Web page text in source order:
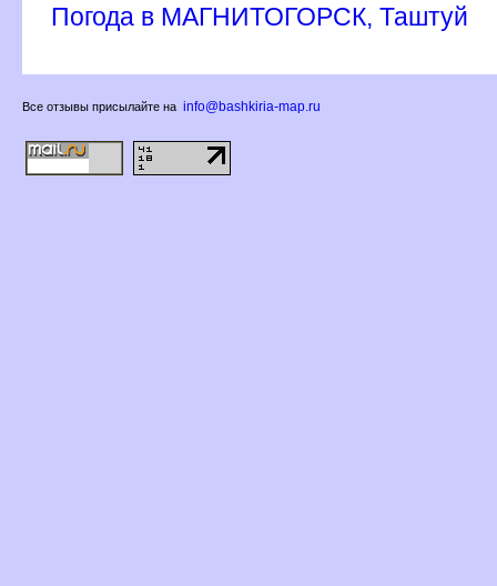
Погода в МАГНИТОГОРСК, Таштуй
се отзывы присылайте на info@bashkiria-map.ru